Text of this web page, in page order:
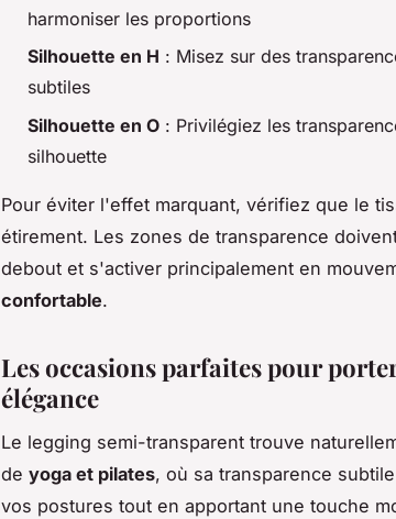
harmoniser les proportions
Silhouette en H : Misez sur des
subtiles
Silhouette en O : Privilégiez les
silhouette
Pour éviter l'effet marquant, vérifiez que le
étirement. Les zones de transparence
debout et s'activer principalement en
confortable.
Les occasions parfaites pour
élégance
Le legging semi-transparent trouve
de yoga et pilates, où sa transparence
vos postures tout en apportant une touche